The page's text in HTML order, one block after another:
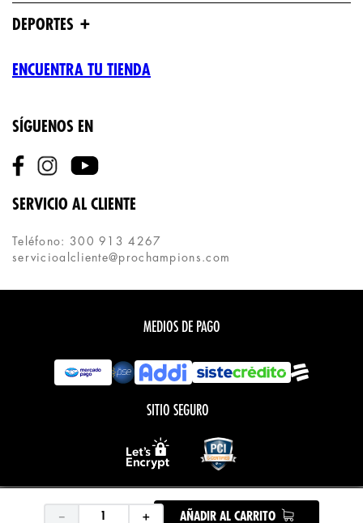
＋
－ AÑADIR AL CARRITO
DEPORTES +
ENCUENTRA TU TIENDA
SÍGUENOS EN
SERVICIO AL CLIENTE
Teléfono: 300 913 4267
servicioalcliente@prochampions.com
MEDIOS DE PAGO
SITIO SEGURO
Todos los derechos reservados.COPYRIGHT © PROCHAMPIONS 2020